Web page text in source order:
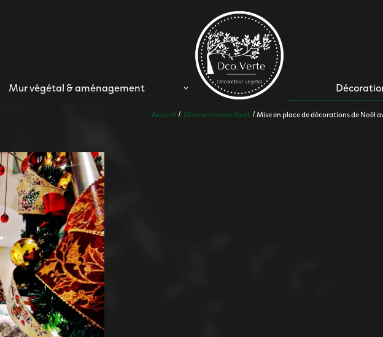
Mur végétal & aménagement
Accueil Décorations de Noël Mise en place de décorations de Noël